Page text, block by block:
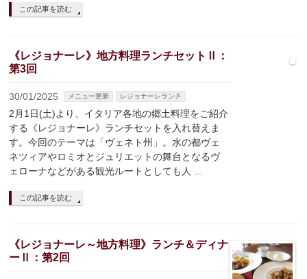
この記事を読む
《レジョナーレ》地方料理ランチセットⅡ：
第3回
30/01/2025 メニュー更新 レジョナーレランチ
2月1日(土)より、イタリア各地の郷土料理をご紹介
する《レジョナーレ》ランチセットを入れ替えま
す。今回のテーマは「ヴェネト州」。水の都ヴェ
ネツィアやロミオとジュリエットの舞台となるヴ
ェローナなどがある観光ルートとしても人 …
この記事を読む
《レジョナーレ～地方料理》ランチ＆ディナ
ーⅡ：第2回